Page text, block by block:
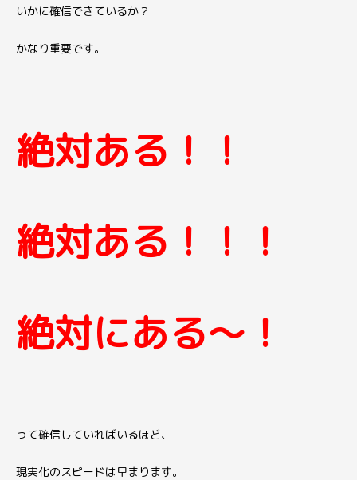
いかに確信できているか？
かなり重要です。
絶対ある！！
絶対ある！！！
絶対にある〜！
って確信していればいるほど、
現実化のスピードは早まります。